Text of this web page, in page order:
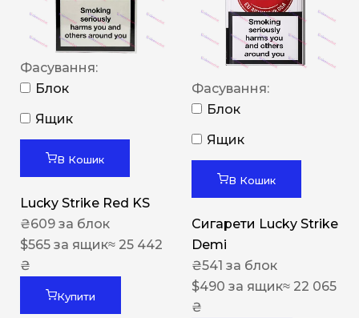
Фасування:
Блок
Ящик
В Кошик
Lucky Strike Red KS
₴609 за блок
$565 за ящик≈ 25 442
₴
Купити
Фасування:
Блок
Ящик
В Кошик
Сигарети Lucky Strike
Demi
₴541 за блок
$490 за ящик≈ 22 065
₴